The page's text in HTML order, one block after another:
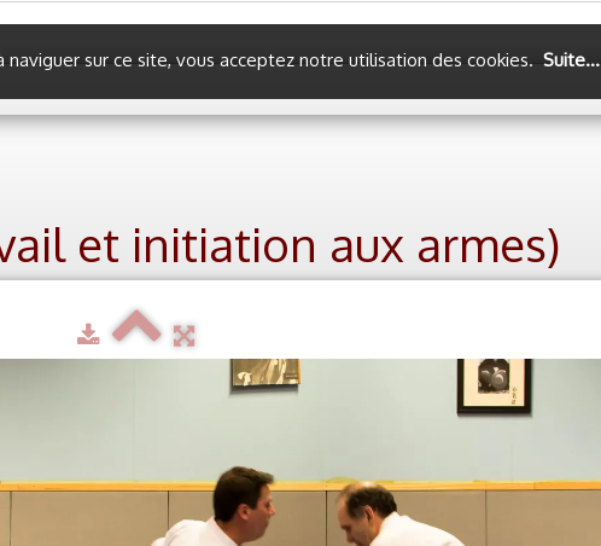
sur ce site, vous acceptez notre utilisation des cookies. Suite...
et initiation aux armes)